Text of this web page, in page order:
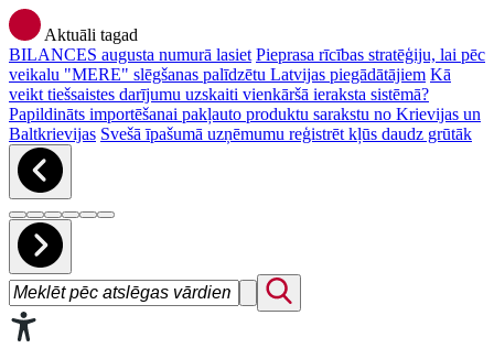
Aktuāli tagad
BILANCES augusta numurā lasiet Pieprasa rīcības stratēģiju, lai pēc
veikalu "MERE" slēgšanas palīdzētu Latvijas piegādātājiem Kā
veikt tiešsaistes darījumu uzskaiti vienkāršā ieraksta sistēmā?
Papildināts importēšanai pakļauto produktu sarakstu no Krievijas un
Baltkrievijas Svešā īpašumā uzņēmumu reģistrēt kļūs daudz grūtāk